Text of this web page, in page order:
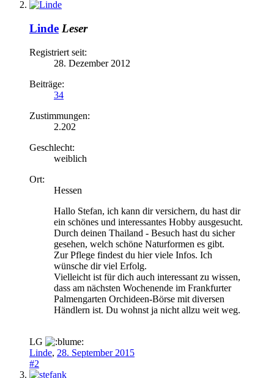
Linde Leser
Registriert seit:
28. Dezember 2012
Beiträge:
34
Zustimmungen:
2.202
Geschlecht:
weiblich
Ort:
Hessen
Hallo Stefan, ich kann dir versichern, du hast dir
ein schönes und interessantes Hobby ausgesucht.
Durch deinen Thailand - Besuch hast du sicher
gesehen, welch schöne Naturformen es gibt.
Zur Pflege findest du hier viele Infos. Ich
wünsche dir viel Erfolg.
Vielleicht ist für dich auch interessant zu wissen,
dass am nächsten Wochenende im Frankfurter
Palmengarten Orchideen-Börse mit diversen
Händlern ist. Du wohnst ja nicht allzu weit weg.
LG
Linde, 28. September 2015
#2